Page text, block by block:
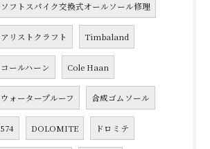
ソフトスパイク交換式オールソール修理
アリストクラフト Timbaland
コールハーン Cole Haan
ウォータープルーフ 合成ゴムソール
574 DOLOMITE ドロミテ